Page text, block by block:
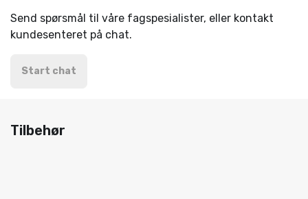
Send spørsmål til våre fagspesialister, eller kontakt
kundesenteret på chat.
Start chat
Tilbehør